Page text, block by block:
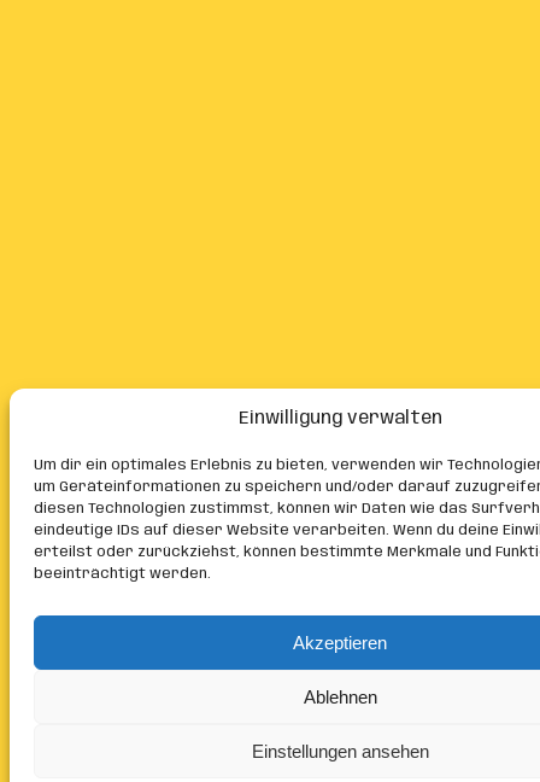
Einwilligung verwalten
Um dir ein optimales Erlebnis zu bieten, verwenden wir
um Geräteinformationen zu speichern und/oder darauf
diesen Technologien zustimmst, können wir Daten wie das
eindeutige IDs auf dieser Website verarbeiten. Wenn du deine
erteilst oder zurückziehst, können bestimmte Merkmale und
beeinträchtigt werden.
Akzeptieren
Ablehnen
Einstellungen ansehen